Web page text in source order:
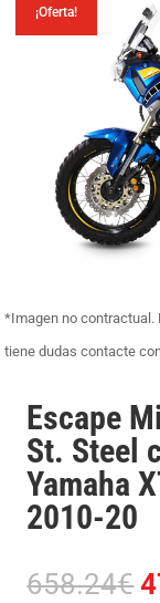
¡Oferta!
*Imagen no contractual.
tiene dudas contacte
Escape
St. Steel
Yamaha
2010-20
658.24€